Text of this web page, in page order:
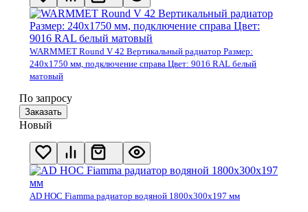
WARMMET Round V 42 Вертикальный радиатор Размер:
240х1750 мм, подключение справа Цвет: 9016 RAL белый
матовый
По запросу
Заказать
Новый
AD HOC Fiamma радиатор водяной 1800x300x197 мм